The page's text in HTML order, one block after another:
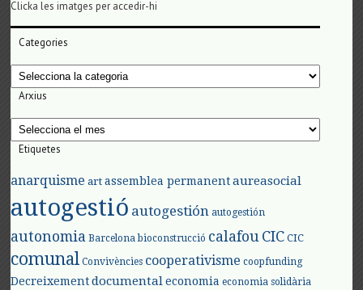
Clicka les imatges per accedir-hi
Categories
Categories
Arxius
Arxius
Etiquetes
anarquisme art assemblea permanent aureasocial
autogestió autogestión autogestión
autonomia Barcelona bioconstrucció calafouCIC CIC
comunal Convivències cooperativisme coopfunding
Decreixement documental economia economia solidària